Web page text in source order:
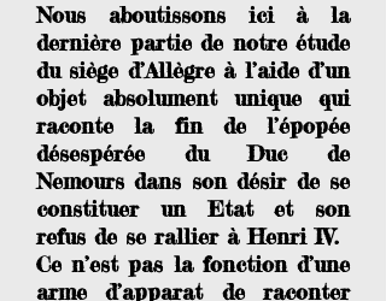
Nous aboutissons ici à la
dernière partie de notre étude
du siège d’Allègre à l’aide d’un
objet absolument unique qui
raconte la fin de l’épopée
désespérée du Duc de
Nemours dans son désir de se
constituer un Etat et son
refus de se rallier à Henri IV.
Ce n’est pas la fonction d’une
arme d’apparat de raconter